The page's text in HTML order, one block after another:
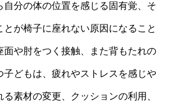
自分の体の位置を感じる固有覚、そ
とが椅子に座れない原因になること
面や肘をつく接触、また背もたれの
子どもは、疲れやストレスを感じや
素材の変更、クッションの利用、